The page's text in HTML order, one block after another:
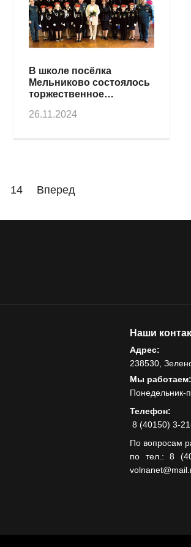
В школе посёлка
Мельниково состоялось
торжественное
26.11.2024
14 Вперед
Наши
Адрес:
238530,
Мы работаем:
Понедельник-
Телефон:
8 (40150) 3-
По вопросам
по тел.: 8